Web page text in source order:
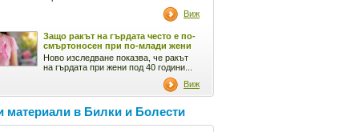
Виж
Защо ракът на гърдата често е по-
смъртоносен при по-млади жени
Ново изследване показва, че ракът
на гърдата при жени под 40 години...
Виж
материали в Билки и Болести